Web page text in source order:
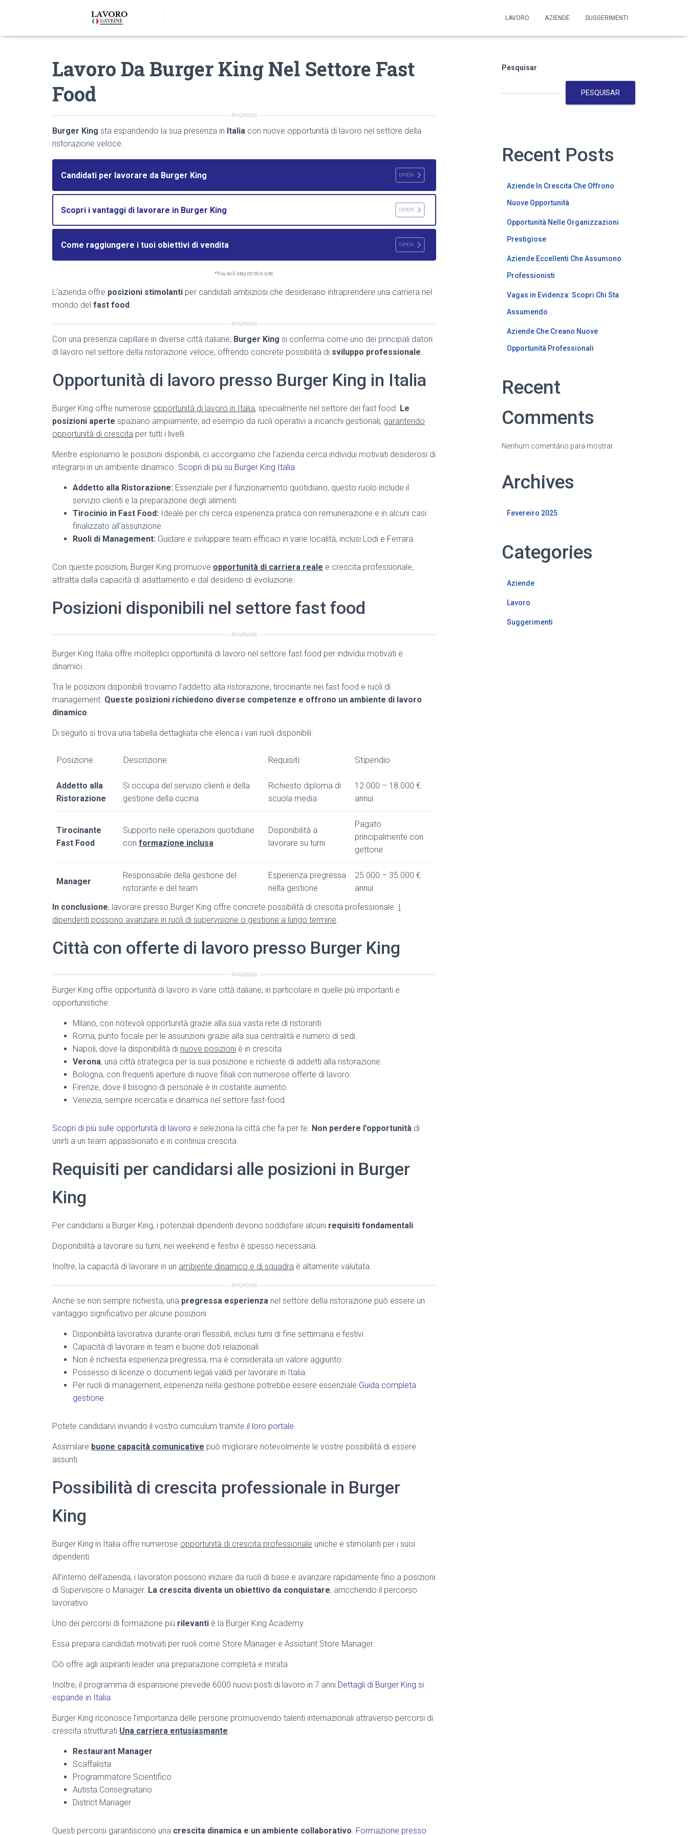
LAVORO AZIENDE SUGGERIMENTI
Lavoro Da Burger King Nel Settore Fast
Food
Anúncios
Burger King sta espandendo la sua presenza in Italia con nuove opportunità di lavoro nel settore della
ristorazione veloce.
Candidati per lavorare da Burger King OPEN
Scopri i vantaggi di lavorare in Burger King OPEN
Come raggiungere i tuoi obiettivi di vendita OPEN
*You will stay on this site.
L’azienda offre posizioni stimolanti per candidati ambiziosi che desiderano intraprendere una carriera nel
mondo del fast food.
Anúncios
Con una presenza capillare in diverse città italiane, Burger King si conferma come uno dei principali datori
di lavoro nel settore della ristorazione veloce, offrendo concrete possibilità di sviluppo professionale.
Opportunità di lavoro presso Burger King in Italia
Burger King offre numerose opportunità di lavoro in Italia, specialmente nel settore dei fast food. Le
posizioni aperte spaziano ampiamente, ad esempio da ruoli operativi a incarichi gestionali, garantendo
opportunità di crescita per tutti i livelli.
Mentre esploriamo le posizioni disponibili, ci accorgiamo che l’azienda cerca individui motivati desiderosi di
integrarsi in un ambiente dinamico. Scopri di più su Burger King Italia.
Addetto alla Ristorazione: Essenziale per il funzionamento quotidiano, questo ruolo include il
servizio clienti e la preparazione degli alimenti.
Tirocinio in Fast Food: Ideale per chi cerca esperienza pratica con remunerazione e in alcuni casi
finalizzato all’assunzione.
Ruoli di Management: Guidare e sviluppare team efficaci in varie località, inclusi Lodi e Ferrara.
Con queste posizioni, Burger King promuove opportunità di carriera reale e crescita professionale,
attratta dalla capacità di adattamento e dal desiderio di evoluzione.
Posizioni disponibili nel settore fast food
Anúncios
Burger King Italia offre molteplici opportunità di lavoro nel settore fast food per individui motivati e
dinamici.
Tra le posizioni disponibili troviamo l’addetto alla ristorazione, tirocinante nei fast food e ruoli di
management. Queste posizioni richiedono diverse competenze e offrono un ambiente di lavoro
dinamico.
Di seguito si trova una tabella dettagliata che elenca i vari ruoli disponibili:
Posizione Descrizione Requisiti Stipendio
Addetto alla
Ristorazione
Si occupa del servizio clienti e della
gestione della cucina
Richiesto diploma di
scuola media
12.000 – 18.000 €
annui
Tirocinante
Fast Food
Supporto nelle operazioni quotidiane
con formazione inclusa
Disponibilità a
lavorare su turni
Pagato
principalmente con
gettone
Manager
Responsabile della gestione del
ristorante e del team
Esperienza pregressa
nella gestione
25.000 – 35.000 €
annui
In conclusione, lavorare presso Burger King offre concrete possibilità di crescita professionale. I
dipendenti possono avanzare in ruoli di supervisione o gestione a lungo termine.
Città con offerte di lavoro presso Burger King
Anúncios
Burger King offre opportunità di lavoro in varie città italiane, in particolare in quelle più importanti e
opportunistiche.
Milano, con notevoli opportunità grazie alla sua vasta rete di ristoranti.
Roma, punto focale per le assunzioni grazie alla sua centralità e numero di sedi.
Napoli, dove la disponibilità di nuove posizioni è in crescita.
Verona, una città strategica per la sua posizione e richieste di addetti alla ristorazione.
Bologna, con frequenti aperture di nuove filiali con numerose offerte di lavoro.
Firenze, dove il bisogno di personale è in costante aumento.
Venezia, sempre ricercata e dinamica nel settore fast-food.
Scopri di più sulle opportunità di lavoro e seleziona la città che fa per te. Non perdere l’opportunità di
unirti a un team appassionato e in continua crescita.
Requisiti per candidarsi alle posizioni in Burger
King
Per candidarsi a Burger King, i potenziali dipendenti devono soddisfare alcuni requisiti fondamentali.
Disponibilità a lavorare su turni, nei weekend e festivi è spesso necessaria.
Inoltre, la capacità di lavorare in un ambiente dinamico e di squadra è altamente valutata.
Anúncios
Anche se non sempre richiesta, una pregressa esperienza nel settore della ristorazione può essere un
vantaggio significativo per alcune posizioni.
Disponibilità lavorativa durante orari flessibili, inclusi turni di fine settimana e festivi.
Capacità di lavorare in team e buone doti relazionali.
Non è richiesta esperienza pregressa, ma è considerata un valore aggiunto.
Possesso di licenze o documenti legali validi per lavorare in Italia.
Per ruoli di management, esperienza nella gestione potrebbe essere essenziale Guida completa
gestione.
Potete candidarvi inviando il vostro curriculum tramite il loro portale.
Assimilare buone capacità comunicative può migliorare notevolmente le vostre possibilità di essere
assunti.
Possibilità di crescita professionale in Burger
King
Burger King in Italia offre numerose opportunità di crescita professionale uniche e stimolanti per i suoi
dipendenti.
All’interno dell’azienda, i lavoratori possono iniziare da ruoli di base e avanzare rapidamente fino a posizioni
di Supervisore o Manager. La crescita diventa un obiettivo da conquistare, arricchendo il percorso
lavorativo.
Uno dei percorsi di formazione più rilevanti è la Burger King Academy.
Essa prepara candidati motivati per ruoli come Store Manager e Assistant Store Manager.
Ciò offre agli aspiranti leader una preparazione completa e mirata.
Inoltre, il programma di espansione prevede 6000 nuovi posti di lavoro in 7 anni Dettagli di Burger King si
espande in Italia.
Burger King riconosce l’importanza delle persone promuovendo talenti internazionali attraverso percorsi di
crescita strutturati Una carriera entusiasmante.
Restaurant Manager
Scaffalista
Programmatore Scientifico
Autista Consegnatario
District Manager
Questi percorsi garantiscono una crescita dinamica e un ambiente collaborativo. Formazione presso
Pesquisar
PESQUISAR
Recent Posts
Aziende In Crescita Che Offrono
Nuove Opportunità
Opportunità Nelle Organizzazioni
Prestigiose
Aziende Eccellenti Che Assumono
Professionisti
Vagas in Evidenza: Scopri Chi Sta
Assumendo
Aziende Che Creano Nuove
Opportunità Professionali
Recent
Comments
Nenhum comentário para mostrar.
Archives
Fevereiro 2025
Categories
Aziende
Lavoro
Suggerimenti